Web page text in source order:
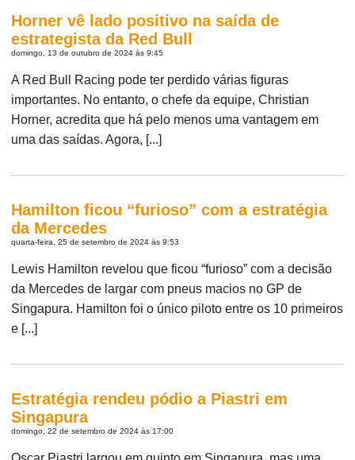
Horner vê lado positivo na saída de
estrategista da Red Bull
domingo, 13 de outubro de 2024 às 9:45
A Red Bull Racing pode ter perdido várias figuras
importantes. No entanto, o chefe da equipe, Christian
Horner, acredita que há pelo menos uma vantagem em
uma das saídas. Agora, [...]
Hamilton ficou “furioso” com a estratégia
da Mercedes
quarta-feira, 25 de setembro de 2024 às 9:53
Lewis Hamilton revelou que ficou “furioso” com a decisão
da Mercedes de largar com pneus macios no GP de
Singapura. Hamilton foi o único piloto entre os 10 primeiros
e [...]
Estratégia rendeu pódio a Piastri em
Singapura
domingo, 22 de setembro de 2024 às 17:00